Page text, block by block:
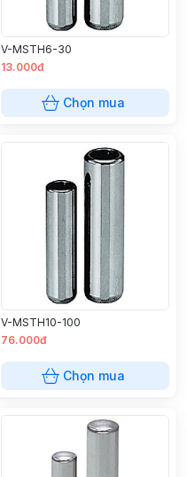
V-MSTH6-30
13.000đ
Chọn mua
V-MSTH10-100
76.000đ
Chọn mua